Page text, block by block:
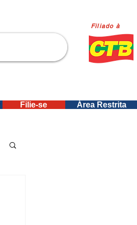
Filiado à
Filie-se Área Restrita